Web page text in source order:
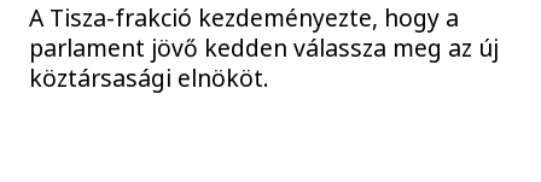
A Tisza-frakció kezdeményezte, hogy a
parlament jövő kedden válassza meg az új
köztársasági elnököt.